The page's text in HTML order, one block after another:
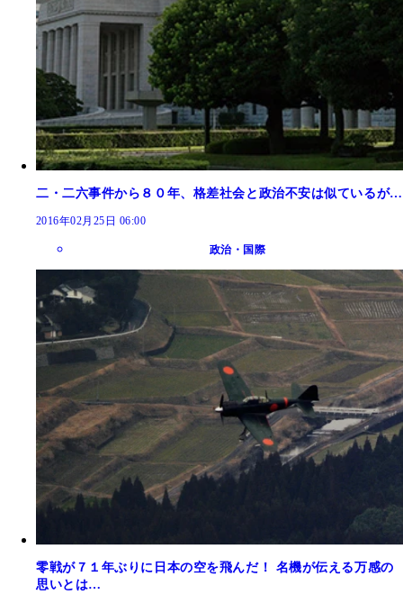
二・二六事件から８０年、格差社会と政治不安は似ているが…
2016年02月25日 06:00
政治・国際
零戦が７１年ぶりに日本の空を飛んだ！ 名機が伝える万感の
思いとは…